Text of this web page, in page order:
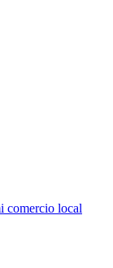
comercio local